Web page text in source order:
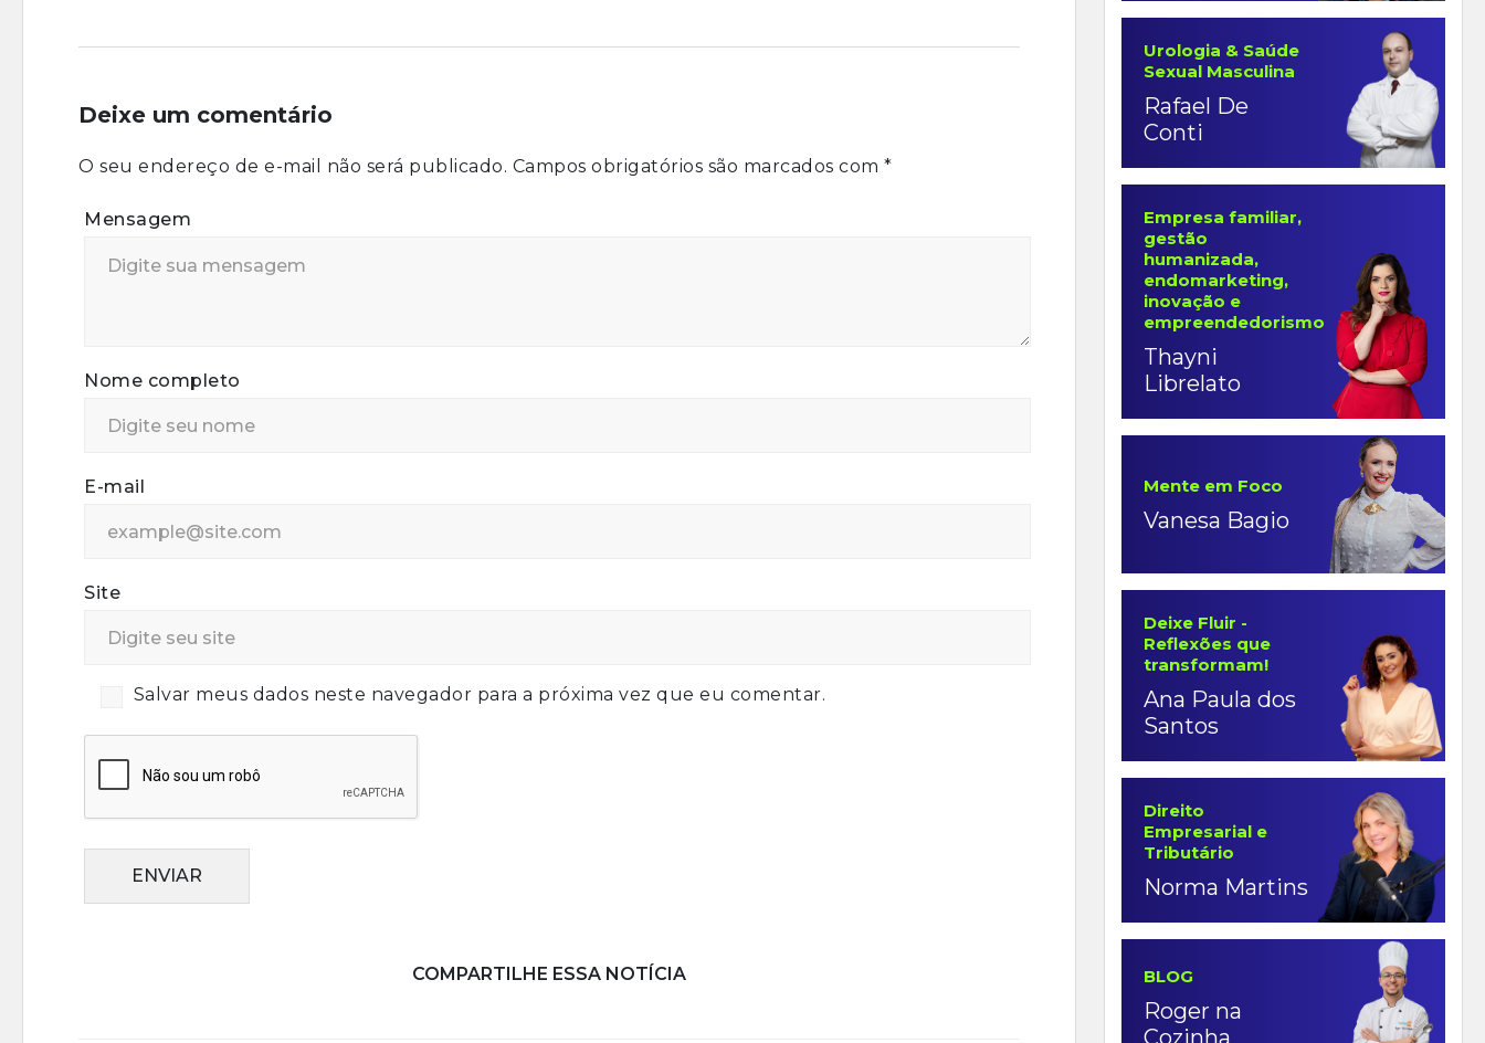
Deixe um comentário
O seu endereço de e-mail não será publicado. Campos obrigatórios são marcados com *
Mensagem
Nome completo
E-mail
Site
Salvar meus dados neste navegador para a próxima vez que eu comentar.
ENVIAR
COMPARTILHE ESSA NOTÍCIA
Urologia & Saúde
Sexual Masculina
Rafael De
Conti
Empresa familiar,
gestão
humanizada,
endomarketing,
inovação e
empreendedorismo
Thayni
Librelato
Mente em Foco
Vanesa Bagio
Deixe Fluir -
Reflexões que
transformam!
Ana Paula dos
Santos
Direito
Empresarial e
Tributário
Norma Martins
BLOG
Roger na
Cozinha